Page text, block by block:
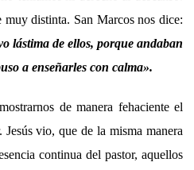
distinta. San Marcos nos dice:
lástima de ellos, porque andaban
a enseñarles con calma».
de manera fehaciente el
vio, que de la misma manera
continua del pastor, aquellos